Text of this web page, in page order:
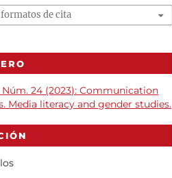
de cita
Núm. 24 (2023): Communication
Media literacy and gender studies.